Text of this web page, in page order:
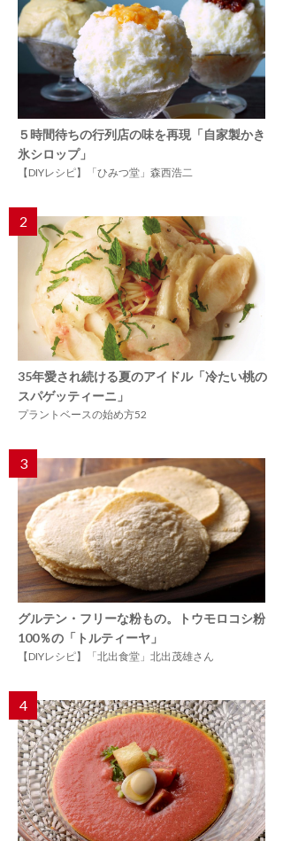
５時間待ちの行列店の味を再現「自家製かき
氷シロップ」
【DIYレシピ】「ひみつ堂」森西浩二
2
35年愛され続ける夏のアイドル「冷たい桃の
スパゲッティーニ」
プラントベースの始め方52
3
グルテン・フリーな粉もの。トウモロコシ粉
100％の「トルティーヤ」
【DIYレシピ】「北出食堂」北出茂雄さん
4